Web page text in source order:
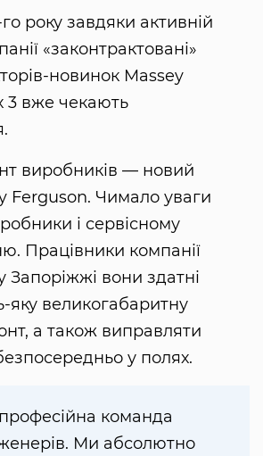
року завдяки активній
«законтрактовані»
новинок Massey
3 вже чекають
виробників — новий
Ferguson. Чимало уваги
і сервісному
Працівники компанії
Запоріжжі вони здатні
яку великогабаритну
а також виправляти
у полях.
команда
Ми абсолютно